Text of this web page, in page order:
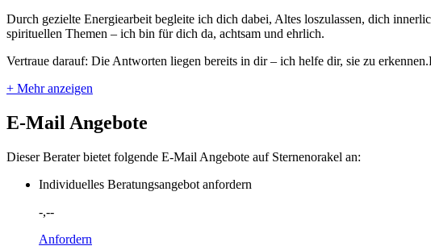
Durch gezielte Energiearbeit begleite ich dich dabei, Altes loszulassen, dich
spirituellen Themen – ich bin für dich da, achtsam und ehrlich.
Vertraue darauf: Die Antworten liegen bereits in dir – ich helfe dir, sie zu
+ Mehr anzeigen
E-Mail Angebote
Dieser Berater bietet folgende E-Mail Angebote auf Sternenorakel an:
Individuelles Beratungsangebot anfordern
-,--
Anfordern